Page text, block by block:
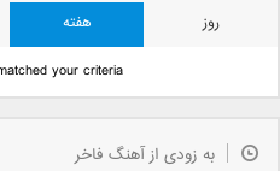
روز هفته
your criteria.
به زودی از آهنگ فاخر